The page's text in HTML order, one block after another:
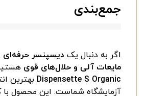
جمع‌بندی
اگر به دنبال یک دیسپنسر حرفه‌ای
مایعات آلی و حلال‌های قوی
Dispensette S Organic بهترین
آزمایشگاه شماست. این محصول با